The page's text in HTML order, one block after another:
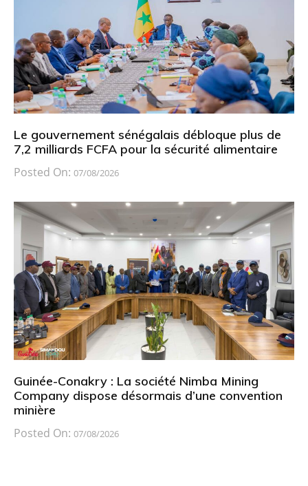
Le gouvernement sénégalais débloque plus de
7,2 milliards FCFA pour la sécurité alimentaire
Posted On: 07/08/2026
Guinée-Conakry : La société Nimba Mining
Company dispose désormais d’une convention
minière
Posted On: 07/08/2026